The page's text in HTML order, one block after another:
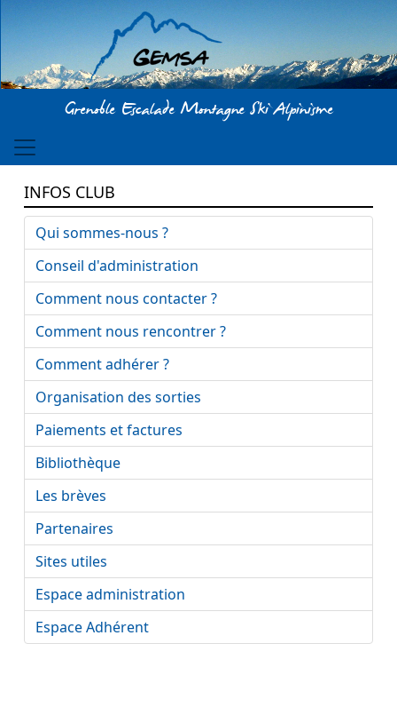
Aller au contenu principal
Grenoble Escalade Montagne Ski Alpinisme
INFOS CLUB
Qui sommes-nous ?
Conseil d'administration
Comment nous contacter ?
Comment nous rencontrer ?
Comment adhérer ?
Organisation des sorties
Paiements et factures
Bibliothèque
Les brèves
Partenaires
Sites utiles
Espace administration
Espace Adhérent